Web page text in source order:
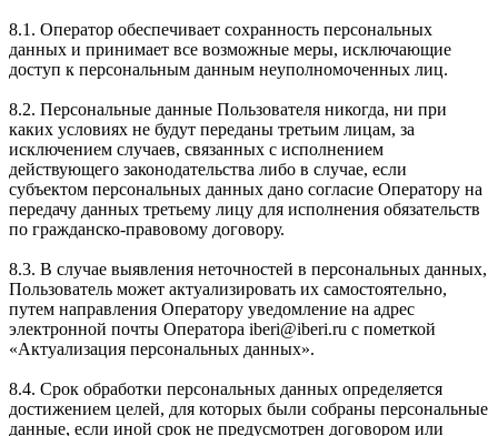
8.1. Оператор обеспечивает сохранность персональных
данных и принимает все возможные меры, исключающие
доступ к персональным данным неуполномоченных лиц.
8.2. Персональные данные Пользователя никогда, ни при
каких условиях не будут переданы третьим лицам, за
исключением случаев, связанных с исполнением
действующего законодательства либо в случае, если
субъектом персональных данных дано согласие Оператору на
передачу данных третьему лицу для исполнения обязательств
по гражданско-правовому договору.
8.3. В случае выявления неточностей в персональных данных,
Пользователь может актуализировать их самостоятельно,
путем направления Оператору уведомление на адрес
электронной почты Оператора iberi@iberi.ru с пометкой
«Актуализация персональных данных».
8.4. Срок обработки персональных данных определяется
достижением целей, для которых были собраны персональные
данные, если иной срок не предусмотрен договором или